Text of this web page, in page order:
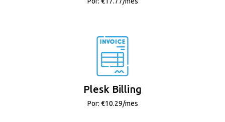
Plesk Billing
Por: €10.29/mes